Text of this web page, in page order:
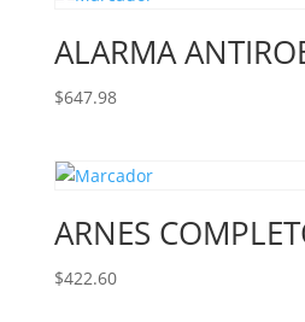
ALARMA
$647.98
ARNES
$422.60